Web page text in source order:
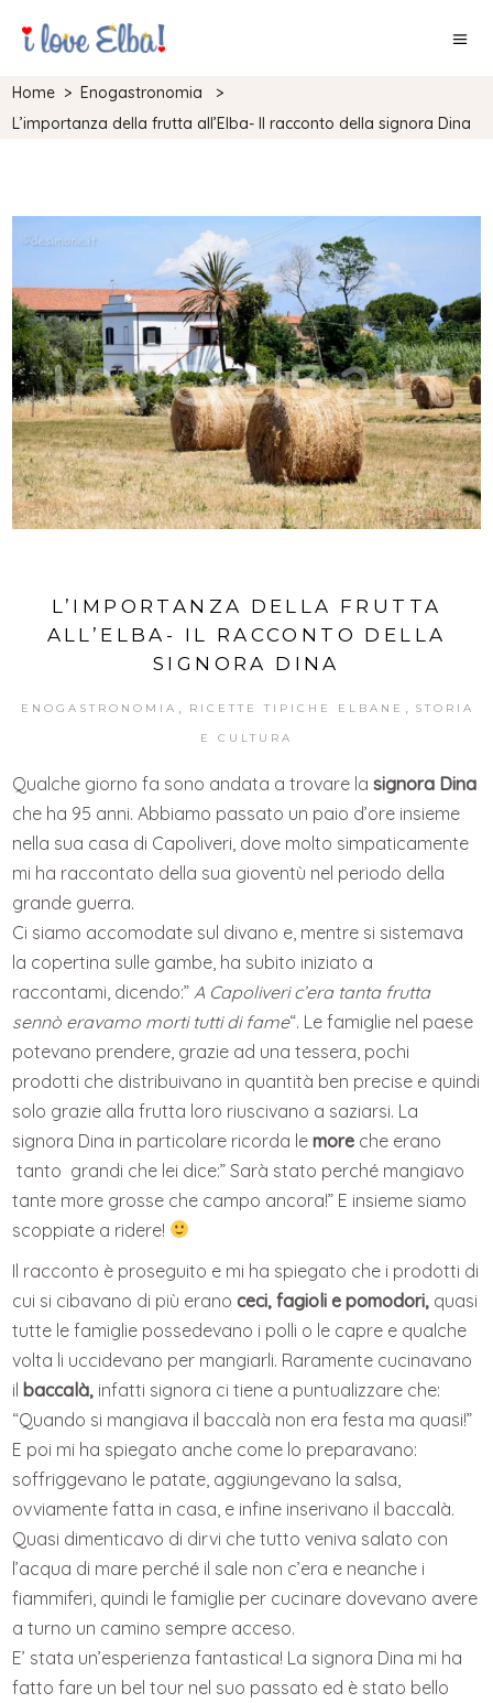
Home >Enogastronomia
>
L’importanza della frutta all’Elba- Il racconto della signora Dina
L’IMPORTANZA DELLA FRUTTA
ALL’ELBA- IL RACCONTO DELLA
SIGNORA DINA
ENOGASTRONOMIA RICETTE TIPICHE ELBANE STORIA
E CULTURA
Qualche giorno fa sono andata a trovare lasignora Dina
che ha 95 anni. Abbiamo passato un paio d’ore insieme
nella sua casa di Capoliveri, dove molto simpaticamente
mi ha raccontato della sua gioventù nel periodo della
grande guerra.
Ci siamo accomodate sul divano e, mentre si sistemava
la copertina sulle gambe, ha subito iniziato a
raccontami, dicendo:” A Capoliveri c’era tanta frutta
sennò eravamo morti tutti di fame“. Le famiglie nel paese
potevano prendere, grazie ad una tessera, pochi
prodotti che distribuivano in quantità ben precise e quindi
solo grazie alla frutta loro riuscivano a saziarsi. La
signora Dina in particolare ricorda lemore che erano
tanto grandi che lei dice:” Sarà stato perché mangiavo
tante more grosse che campo ancora!” E insieme siamo
scoppiate a ridere!
Il racconto è proseguito e mi ha spiegato che i prodotti di
cui si cibavano di più eranoceci, fagioli e pomodori, quasi
tutte le famiglie possedevano i polli o le capre e qualche
volta li uccidevano per mangiarli. Raramente cucinavano
il baccalà, infatti signora ci tiene a puntualizzare che:
“Quando si mangiava il baccalà non era festa ma quasi!”
E poi mi ha spiegato anche come lo preparavano:
soffriggevano le patate, aggiungevano la salsa,
ovviamente fatta in casa, e infine inserivano il baccalà.
Quasi dimenticavo di dirvi che tutto veniva salato con
l’acqua di mare perché il sale non c’era e neanche i
fiammiferi, quindi le famiglie per cucinare dovevano avere
a turno un camino sempre acceso.
E’ stata un’esperienza fantastica! La signora Dina mi ha
fatto fare un bel tour nel suo passato ed è stato bello